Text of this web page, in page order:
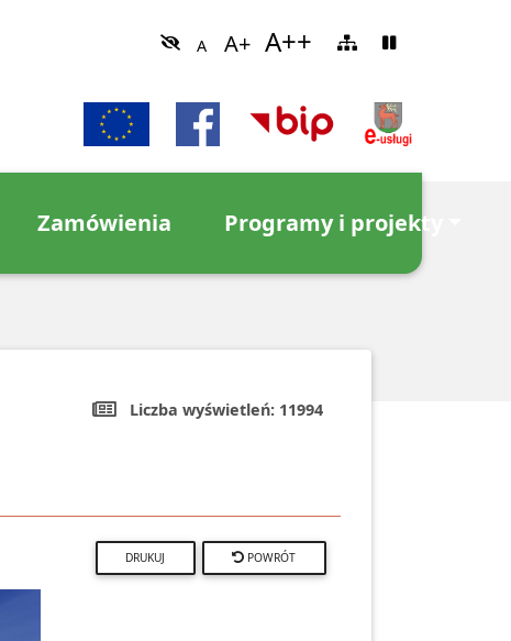
Zamówienia Programy i projekty
Liczba wyświetleń: 11994
POWRÓT